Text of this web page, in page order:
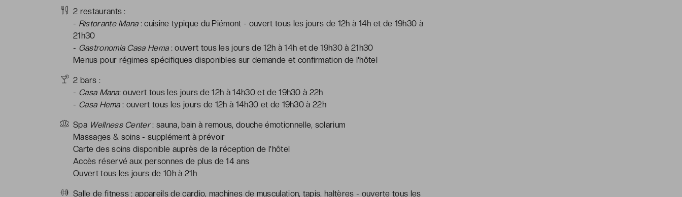
2 restaurants :
- Ristorante Mana: cuisine typique du Piémont - ouvert tous les jours de 12h à 14h et de 19h30 à
21h30
- Gastronomia Casa Hema: ouvert tous les jours de 12h à 14h et de 19h30 à 21h30
Menus pour régimes spécifiques disponibles sur demande et confirmation de l'hôtel
2 bars :
- Casa Mana: ouvert tous les jours de 12h à 14h30 et de 19h30 à 22h
- Casa Hema: ouvert tous les jours de 12h à 14h30 et de 19h30 à 22h
Spa Wellness Center: sauna, bain à remous, douche émotionnelle, solarium
Massages & soins - supplément à prévoir
Carte des soins disponible auprès de la réception de l'hôtel
Accès réservé aux personnes de plus de 14 ans
Ouvert tous les jours de 10h à 21h
Salle de fitness : appareils de cardio, machines de musculation, tapis, haltères - ouverte tous les